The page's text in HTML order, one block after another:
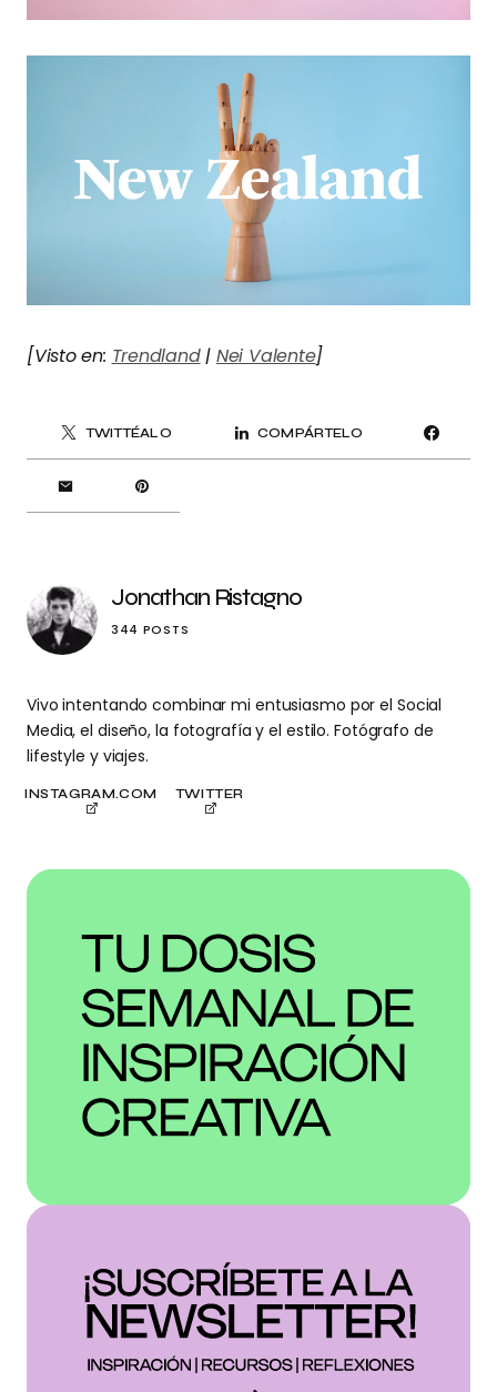
[Visto en: Trendland| Nei Valente]
TWITTÉALO COMPÁRTELO
Jonathan Ristagno
344 POSTS
Vivo intentando combinar mi entusiasmo por el Social
Media, el diseño, la fotografía y el estilo. Fotógrafo de
lifestyle y viajes.
INSTAGRAM.COM TWITTER